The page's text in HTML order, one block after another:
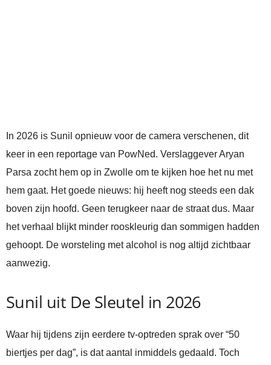
In 2026 is Sunil opnieuw voor de camera verschenen, dit
keer in een reportage van PowNed. Verslaggever Aryan
Parsa zocht hem op in Zwolle om te kijken hoe het nu met
hem gaat. Het goede nieuws: hij heeft nog steeds een dak
boven zijn hoofd. Geen terugkeer naar de straat dus. Maar
het verhaal blijkt minder rooskleurig dan sommigen hadden
gehoopt. De worsteling met alcohol is nog altijd zichtbaar
aanwezig.
Sunil uit De Sleutel in 2026
Waar hij tijdens zijn eerdere tv-optreden sprak over “50
biertjes per dag”, is dat aantal inmiddels gedaald. Toch